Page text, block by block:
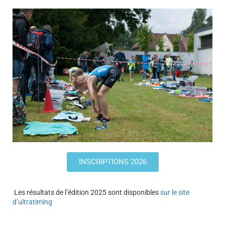
INSCRIPTIONS 2026
Les résultats de l’édition 2025 sont disponiblessur le site
d’ultratiming